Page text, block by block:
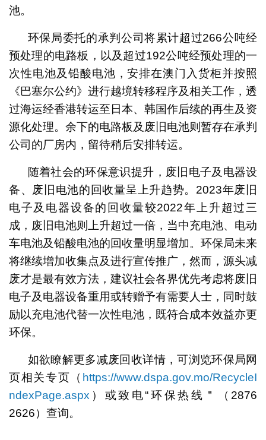
池。
环保局委托的承判公司将累计超过266公吨经
预处理的电路板，以及超过192公吨经预处理的一
次性电池及铅酸电池，安排在澳门入货柜并按照
《巴塞尔公约》进行越境转移程序及相关工作，透
过海运经香港转运至日本、韩国作后续的再生及资
源化处理。余下的电路板及废旧电池则暂存在承判
公司的厂房内，留待稍后安排转运。
随着社会的环保意识提升，废旧电子及电器设
备、废旧电池的回收量呈上升趋势。2023年废旧
电子及电器设备的回收量较2022年上升超过三
成，废旧电池则上升超过一倍，当中充电池、电动
车电池及铅酸电池的回收量明显增加。环保局未来
将继续增加收集点及进行宣传推广，然而，源头减
废才是最有效方法，建议社会各界优先考虑将废旧
电子及电器设备重用或转赠予有需要人士，同时鼓
励以充电池代替一次性电池，既符合成本效益亦更
环保。
如欲瞭解更多减废回收详情，可浏览环保局网
页相关专页（ https://www.dspa.gov.mo/RecycleI
ndexPage.aspx ）或致电“环保热线＂（2876
2626）查询。